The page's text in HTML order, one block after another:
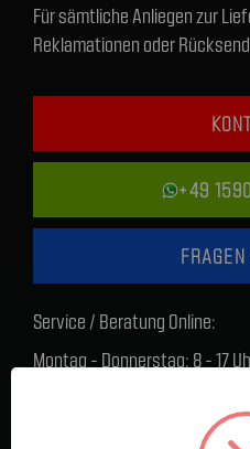
Für sämtliche Anliegen zur
Reklamationen oder
+49
Service / Beratung Online:
Montag - Donnerstag: 8 - 17
Lager Lauenstein